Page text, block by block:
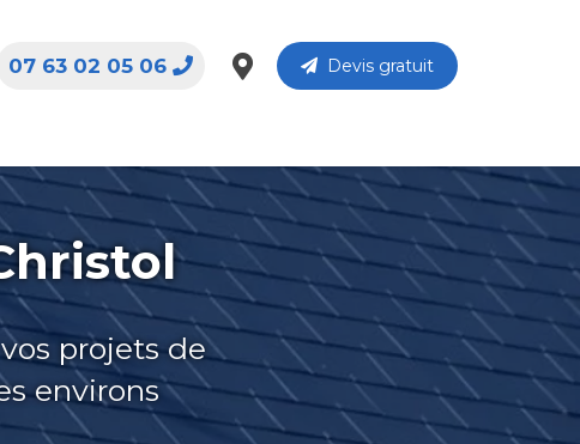
Devis gratuit
07 63 02 05 06
projets de
environs